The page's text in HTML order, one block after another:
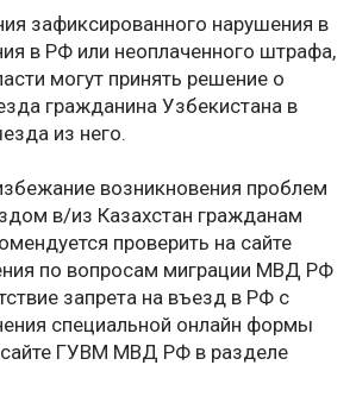
зафиксированного нарушения в
в РФ или неоплаченного штрафа,
могут принять решение о
гражданина Узбекистана в
из него.
возникновения проблем
в/из Казахстан гражданам
проверить на сайте
по вопросам миграции МВД РФ
запрета на въезд в РФ с
специальной онлайн формы
ГУВМ МВД РФ в разделе